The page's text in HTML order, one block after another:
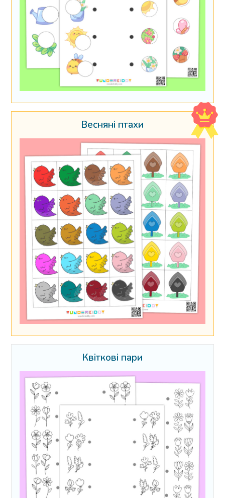
Весняні птахи
Квіткові пари